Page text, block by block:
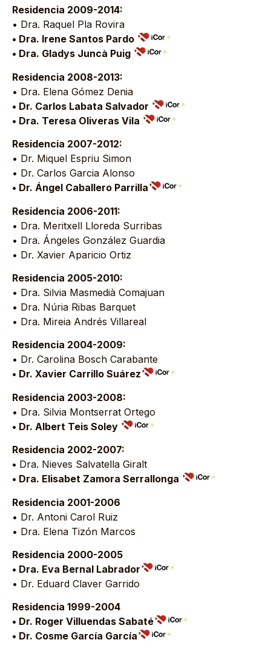
Residencia 2009-2014:
• Dra. Raquel Pla Rovira
• Dra. Irene Santos Pardo
• Dra. Gladys Juncà Puig
Residencia 2008-2013:
• Dra. Elena Gómez Denia
• Dr. Carlos Labata Salvador
• Dra. Teresa Oliveras Vila
Residencia 2007-2012:
• Dr. Miquel Espriu Simon
• Dr. Carlos Garcia Alonso
• Dr. Ángel Caballero Parrilla
Residencia 2006-2011:
• Dra. Meritxell Lloreda Surribas
• Dra. Ángeles González Guardia
• Dr. Xavier Aparicio Ortiz
Residencia 2005-2010:
• Dra. Silvia Masmedià Comajuan
• Dra. Núria Ribas Barquet
• Dra. Mireia Andrés Villareal
Residencia 2004-2009:
• Dr. Carolina Bosch Carabante
• Dr. Xavier Carrillo Suárez
Residencia 2003-2008:
• Dra. Silvia Montserrat Ortego
• Dr. Albert Teis Soley
Residencia 2002-2007:
• Dra. Nieves Salvatella Giralt
• Dra. Elisabet Zamora Serrallonga
Residencia 2001-2006
• Dr. Antoni Carol Ruiz
• Dra. Elena Tizón Marcos
Residencia 2000-2005
• Dra. Eva Bernal Labrador
• Dr. Eduard Claver Garrido
Residencia 1999-2004
• Dr. Roger Villuendas Sabaté
• Dr. Cosme García García